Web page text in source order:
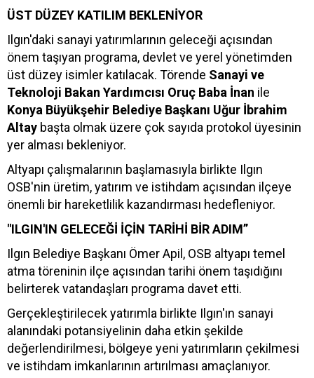
ÜST DÜZEY KATILIM BEKLENİYOR
Ilgın'daki sanayi yatırımlarının geleceği açısından
önem taşıyan programa, devlet ve yerel yönetimden
üst düzey isimler katılacak. Törende Sanayi ve
Teknoloji Bakan Yardımcısı Oruç Baba İnan ile
Konya Büyükşehir Belediye Başkanı Uğur İbrahim
Altay başta olmak üzere çok sayıda protokol üyesinin
yer alması bekleniyor.
Altyapı çalışmalarının başlamasıyla birlikte Ilgın
OSB'nin üretim, yatırım ve istihdam açısından ilçeye
önemli bir hareketlilik kazandırması hedefleniyor.
"ILGIN'IN GELECEĞİ İÇİN TARİHİ BİR ADIM”
Ilgın Belediye Başkanı Ömer Apil, OSB altyapı temel
atma töreninin ilçe açısından tarihi önem taşıdığını
belirterek vatandaşları programa davet etti.
Gerçekleştirilecek yatırımla birlikte Ilgın'ın sanayi
alanındaki potansiyelinin daha etkin şekilde
değerlendirilmesi, bölgeye yeni yatırımların çekilmesi
ve istihdam imkanlarının artırılması amaçlanıyor.